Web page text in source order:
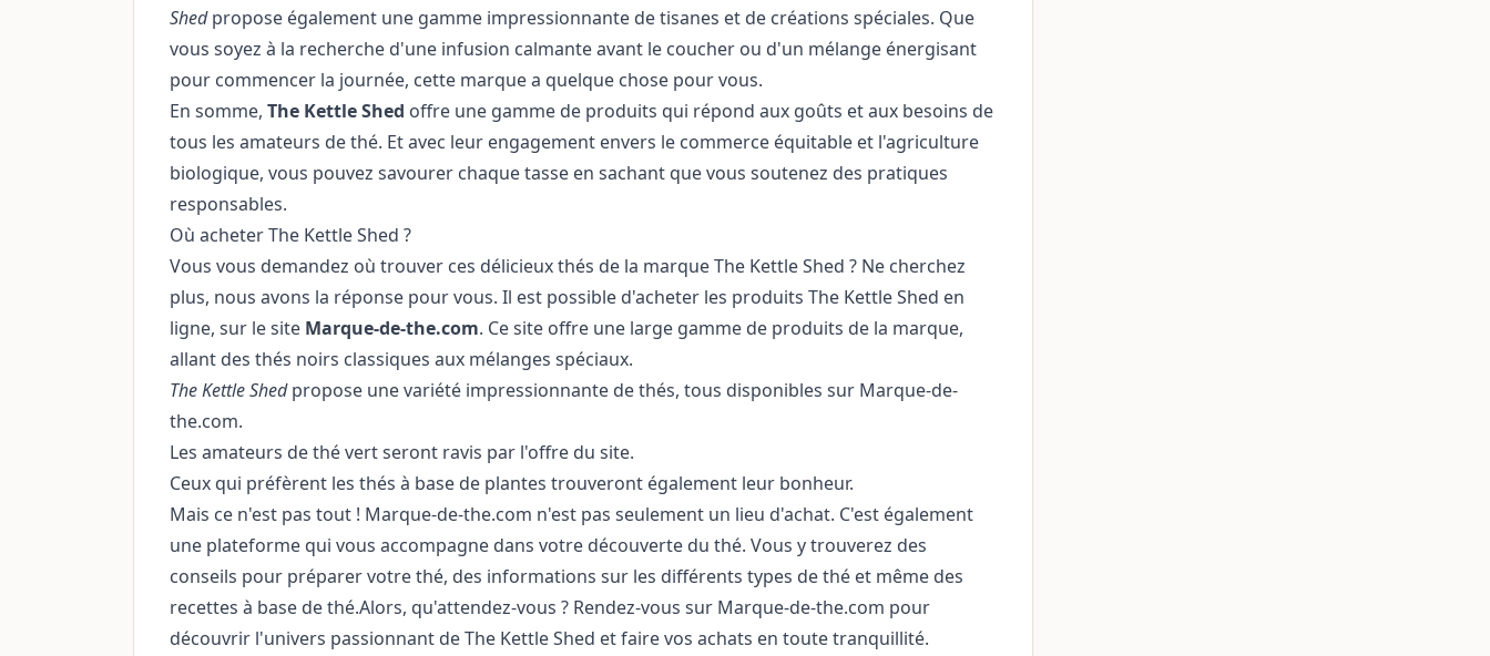
Shedpropose également une gamme impressionnante de tisanes et de créations spéciales. Que
vous soyez à la recherche d'une infusion calmante avant le coucher ou d'un mélange énergisant
pour commencer la journée, cette marque a quelque chose pour vous.
En somme, The Kettle Shed offre une gamme de produits qui répond aux goûts et aux besoins de
tous les amateurs de thé. Et avec leur engagement envers le commerce équitable et l'agriculture
biologique, vous pouvez savourer chaque tasse en sachant que vous soutenez des pratiques
responsables.
Où acheter The Kettle Shed ?
Vous vous demandez où trouver ces délicieux thés de la marque The Kettle Shed ? Ne cherchez
plus, nous avons la réponse pour vous. Il est possible d'acheter les produits The Kettle Shed en
ligne, sur le site Marque-de-the.com. Ce site offre une large gamme de produits de la marque,
allant des thés noirs classiques aux mélanges spéciaux.
The Kettle Shedpropose une variété impressionnante de thés, tous disponibles sur Marque-de-
the.com.
Les amateurs de thé vert seront ravis par l'offre du site.
Ceux qui préfèrent les thés à base de plantes trouveront également leur bonheur.
Mais ce n'est pas tout ! Marque-de-the.com n'est pas seulement un lieu d'achat. C'est également
une plateforme qui vous accompagne dans votre découverte du thé. Vous y trouverez des
conseils pour préparer votre thé, des informations sur les différents types de thé et même des
recettes à base de thé.Alors, qu'attendez-vous ? Rendez-vous sur Marque-de-the.com pour
découvrir l'univers passionnant de The Kettle Shed et faire vos achats en toute tranquillité.